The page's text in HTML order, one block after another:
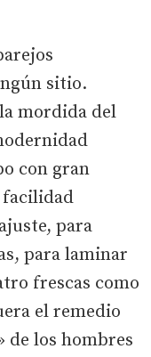
sitio.
mordida del
con gran
facilidad
para
para laminar
frescas como
el remedio
de los hombres